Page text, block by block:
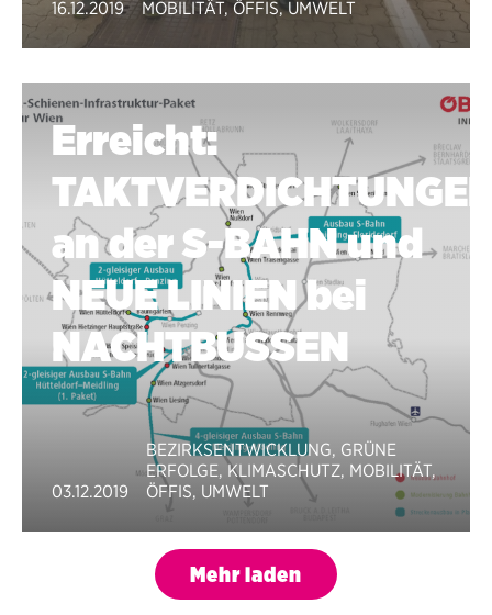
16.12.2019
MOBILITÄT,ÖFFIS,UMWELT
Erreicht:
an der S-BAHN und
NEUE LINIEN bei
NACHTBUSSEN
03.12.2019
BEZIRKSENTWICKLUNG, GRÜNE
ERFOLGE, KLIMASCHUTZ, MOBILITÄT,
ÖFFIS, UMWELT
Mehr laden